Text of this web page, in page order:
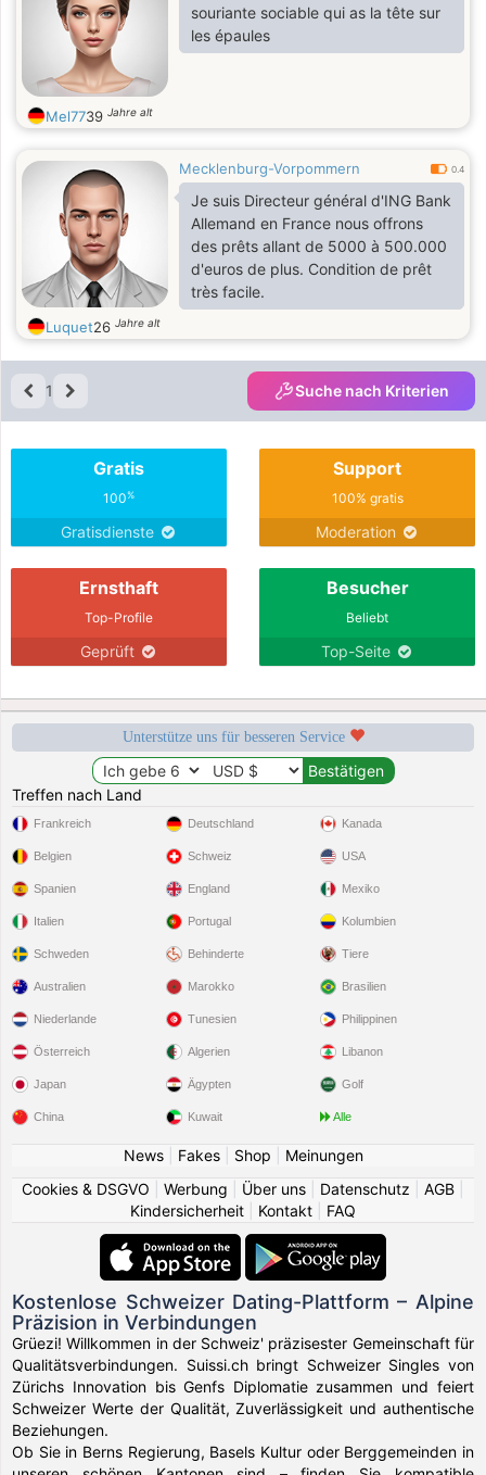
souriante sociable qui as la tête sur
les épaules
Mel7739 Jahre alt
Mecklenburg-Vorpommern 0.4
Je suis Directeur général d'ING Bank
Allemand en France nous offrons
des prêts allant de 5000 à 500.000
d'euros de plus. Condition de prêt
très facile.
Luquet26 Jahre alt
1 Suche nach Kriterien
Gratis
100%
Gratisdienste
Support
100% gratis
Moderation
Ernsthaft
Top-Profile
Geprüft
Besucher
Beliebt
Top-Seite
Unterstütze uns für besseren Service
Treffen nach Land
Frankreich
Belgien
Spanien
Italien
Schweden
Deutschland
Schweiz
England
Portugal
Behinderte
Kanada
USA
Mexiko
Kolumbien
Tiere
Australien
Niederlande
Österreich
Japan
China
Marokko
Tunesien
Algerien
Ägypten
Kuwait
Brasilien
Philippinen
Libanon
Golf
Alle
News| Fakes| Shop
Meinungen
Cookies & DSGVO
Werbung Über uns Datenschutz AGB
Kindersicherheit
Kontakt FAQ
Kostenlose Schweizer Dating-Plattform – Alpine
Präzision in Verbindungen
Grüezi! Willkommen in der Schweiz' präzisester Gemeinschaft für
Qualitätsverbindungen. Suissi.ch bringt Schweizer Singles von
Zürichs Innovation bis Genfs Diplomatie zusammen und feiert
Schweizer Werte der Qualität, Zuverlässigkeit und authentische
Beziehungen.
Ob Sie in Berns Regierung, Basels Kultur oder Berggemeinden in